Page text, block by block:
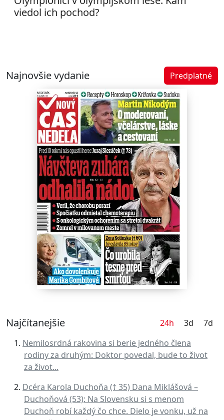
viedol ich pochod?
Najnovšie vydanie Predplatné
Najčítanejšie 24h 3d
7d
Nemilosrdná rakovina si berie jedného člena
rodiny za druhým: Doktor povedal, bude to život
za život...
Dcéra Karola Duchoňa († 35) Dana Miklášová –
Duchoňová (53): Na Slovensku si s menom
Duchoň robí každý čo chce. Dielo je vonku, už na